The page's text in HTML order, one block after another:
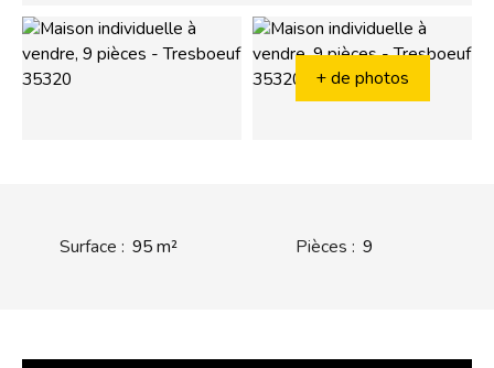
+ de photos
Surface : 95m² Pièces : 9